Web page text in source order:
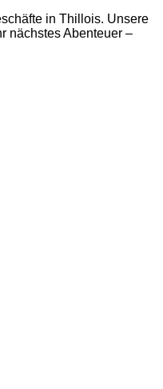
in Thillois. Unsere
nächstes Abenteuer –